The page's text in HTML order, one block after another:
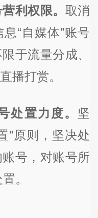
利权限。 取消
“自媒体”账号
于流量分成、
播打赏。
处置力度。 坚
”原则，坚决处
号，对账号所
。